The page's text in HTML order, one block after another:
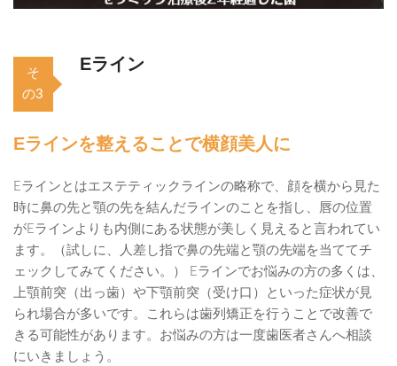
そ
の3
Eライン
Eラインを整えることで横顔美人に
Eラインとはエステティックラインの略称で、顔を横から見た
時に鼻の先と顎の先を結んだラインのことを指し、唇の位置
がEラインよりも内側にある状態が美しく見えると言われてい
ます。（試しに、人差し指で鼻の先端と顎の先端を当ててチ
ェックしてみてください。） Eラインでお悩みの方の多くは、
上顎前突（出っ歯）や下顎前突（受け口）といった症状が見
られ場合が多いです。これらは歯列矯正を行うことで改善で
きる可能性があります。お悩みの方は一度歯医者さんへ相談
にいきましょう。